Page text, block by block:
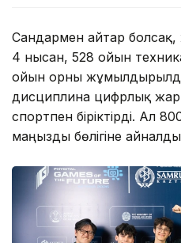
Сандармен айтар
4 нысан, 528 ойын
ойын орны
дисциплина цифрлық
спортпен біріктірді. Ал
маңызды бөлігіне